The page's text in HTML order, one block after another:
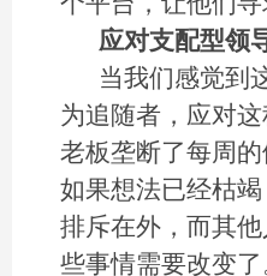
应对支配型领
当我们感觉到
为追随者，应对
老板垄断了每周
如果想法已经枯
排斥在外，而其
些事情需要改变了